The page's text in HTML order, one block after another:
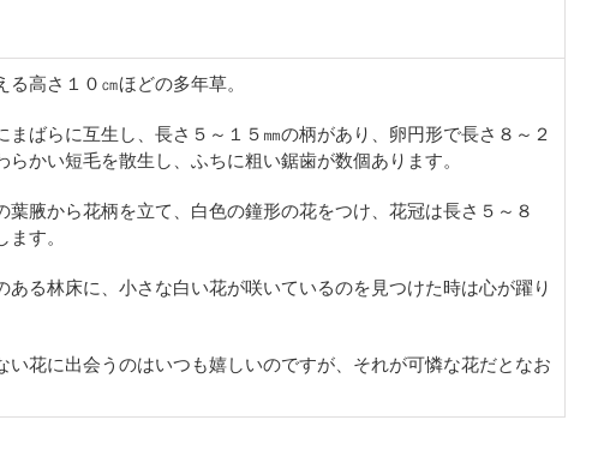
る高さ１０㎝ほどの多年草。
まばらに互生し、長さ５～１５㎜の柄があり、卵円形で長さ８～２
らかい短毛を散生し、ふちに粗い鋸歯が数個あります。
葉腋から花柄を立て、白色の鐘形の花をつけ、花冠は長さ５～８
す。
ある林床に、小さな白い花が咲いているのを見つけた時は心が躍り
い花に出会うのはいつも嬉しいのですが、それが可憐な花だとなお